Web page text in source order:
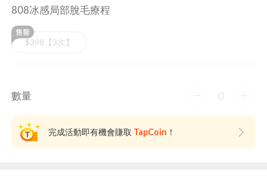
808冰感局部脫毛療程
$398【3次】
數量 0
完成活動即有機會賺取 TapCoin ！